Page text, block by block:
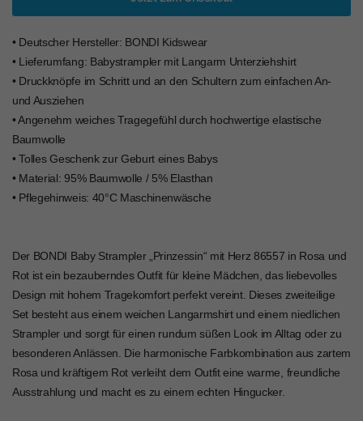
• Deutscher Hersteller: BONDI Kidswear
• Lieferumfang: Babystrampler mit Langarm Unterziehshirt
• Druckknöpfe im Schritt und an den Schultern zum einfachen An-
und Ausziehen
• Angenehm weiches Tragegefühl durch hochwertige elastische
Baumwolle
• Tolles Geschenk zur Geburt eines Babys
• Material: 95% Baumwolle / 5% Elasthan
• Pflegehinweis: 40°C Maschinenwäsche
Der BONDI Baby Strampler „Prinzessin“ mit Herz 86557 in Rosa und
Rot ist ein bezauberndes Outfit für kleine Mädchen, das liebevolles
Design mit hohem Tragekomfort perfekt vereint. Dieses zweiteilige
Set besteht aus einem weichen Langarmshirt und einem niedlichen
Strampler und sorgt für einen rundum süßen Look im Alltag oder zu
besonderen Anlässen. Die harmonische Farbkombination aus zartem
Rosa und kräftigem Rot verleiht dem Outfit eine warme, freundliche
Ausstrahlung und macht es zu einem echten Hingucker.